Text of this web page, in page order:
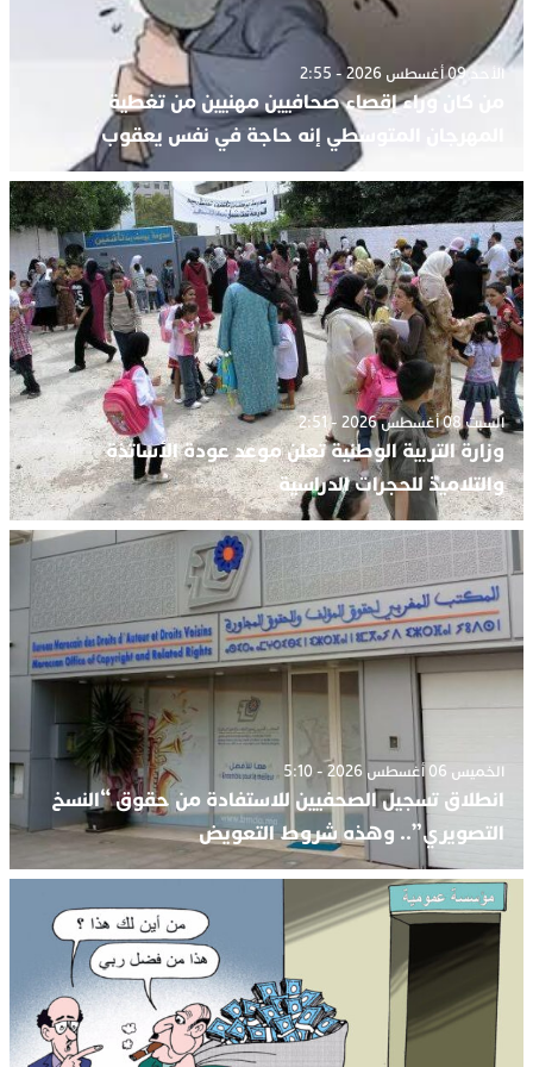
الأحد 09 أغسطس 2026 - 2:55
من كان وراء إقصاء صحافيين مهنيين من تغطية
المهرجان المتوسطي إنه حاجة في نفس يعقوب
السبت 08 أغسطس 2026 - 2:51
وزارة التربية الوطنية تعلن موعد عودة الأساتذة
والتلاميذ للحجرات الدراسية
الخميس 06 أغسطس 2026 - 5:10
انطلاق تسجيل الصحفيين للاستفادة من حقوق “النسخ
التصويري”.. وهذه شروط التعويض